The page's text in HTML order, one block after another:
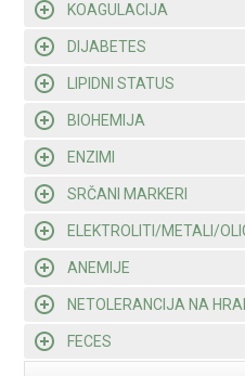
KOAGULACIJA
DIJABETES
LIPIDNI STATUS
BIOHEMIJA
ENZIMI
SRČANI MARKERI
ELEKTROLITI/METALI/
ANEMIJE
NETOLERANCIJA NA
FECES